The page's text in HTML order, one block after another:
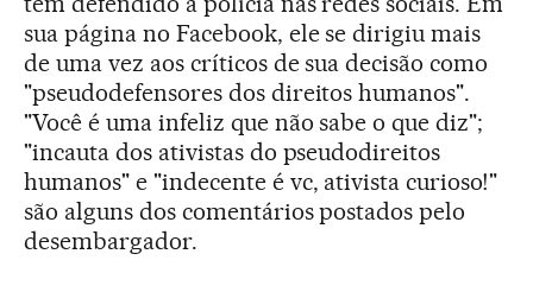
sua página no Facebook, ele se dirigiu mais
de uma vez aos críticos de sua decisão como
"pseudodefensores dos direitos humanos".
"Você é uma infeliz que não sabe o que diz";
"incauta dos ativistas do pseudodireitos
humanos" e "indecente é vc, ativista curioso!"
são alguns dos comentários postados pelo
desembargador.